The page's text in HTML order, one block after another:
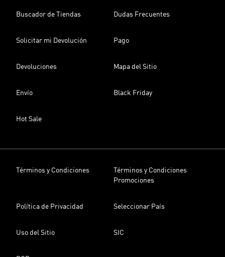
Buscador de Tiendas Dudas Frecuentes
Solicitar mi Devolución Pago
Devoluciones Mapa del Sitio
Envío Black Friday
Hot Sale
Términos y Condiciones
Términos y Condiciones
Promociones
Política de Privacidad Seleccionar País
Uso del Sitio SIC